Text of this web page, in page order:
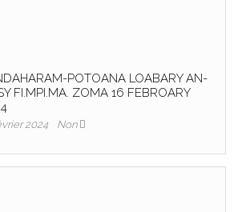
POTOANA LOABARY AN-
FI.MPI.MA. ZOMA 16 FEBROARY
2024 Non